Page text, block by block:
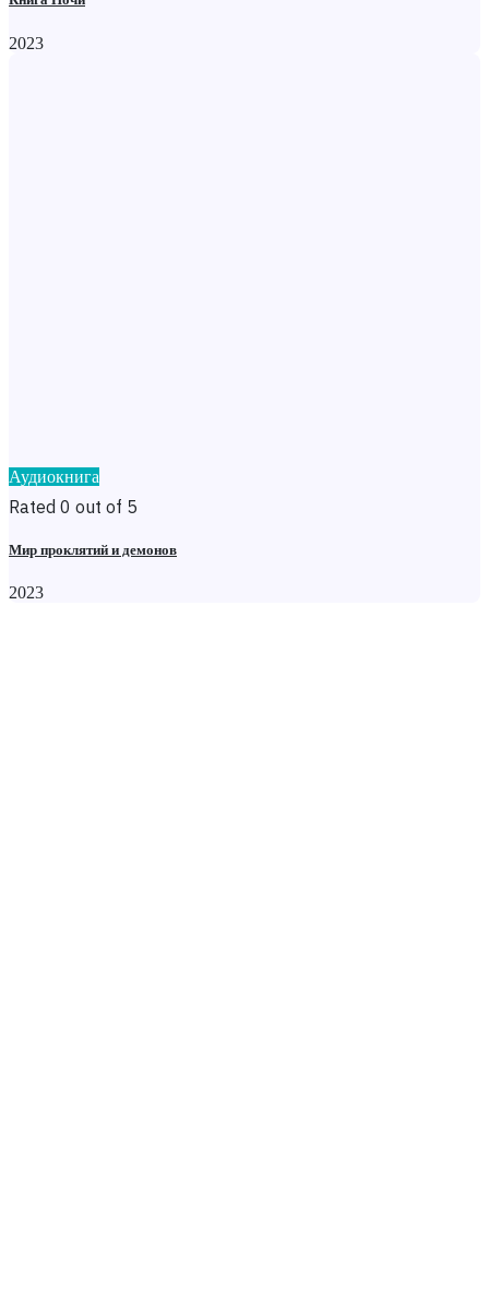
2023
Аудиокнига
Rated 0 out of 5
Мир проклятий и демонов
2023